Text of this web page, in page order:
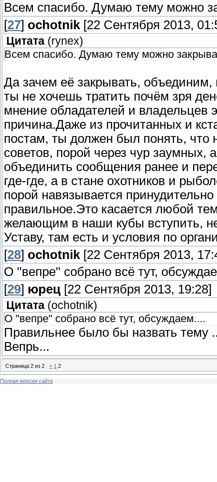
Всем спасибо. Думаю тему можно
[27] ochotnik [22 Сентября 2013,
Цитата (rynex)
Всем спасибо. Думаю тему можно
Да зачем её закрывать,
ты не хочешь тратить почём зря
мнение обладателей и владельцев
причина.Даже из прочитанных и
постам, ты должен был понять, что
советов, порой через чур заумных,
объединить сообщения ранее и
где-где, а в стане охотников и
порой навязывается
правильное.Это касается любой
желающим в наши кубы вступить,
Уставу, там есть и условия по
[28] ochotnik [22 Сентября 2013,
О ''вепре'' собрано всё тут,
[29] юрец [22 Сентября 2013, 19:28]
Цитата (ochotnik)
О ''вепре'' собрано всё тут, обсуждаем....
Правильнее было бы назвать тему
Вепрь...
Страница 2 из 2 « 1 2
Полная версия сайта